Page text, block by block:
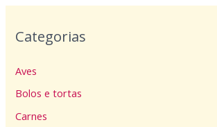
Categorias
Aves
Bolos e tortas
Carnes